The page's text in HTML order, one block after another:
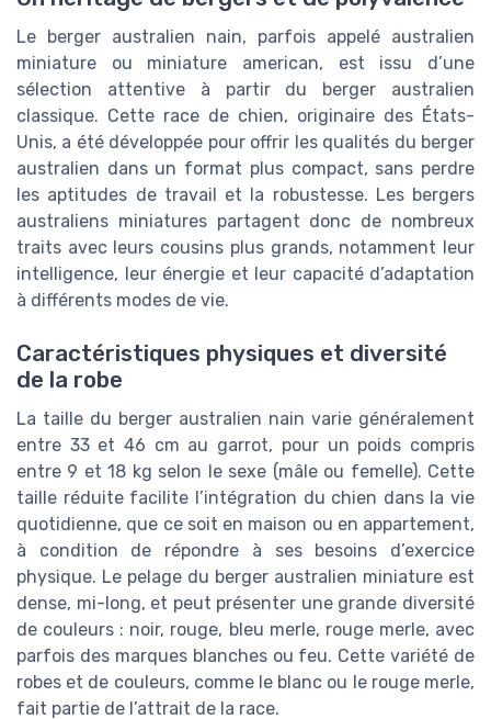
Le berger australien nain, parfois appelé australien
miniature ou miniature american, est issu d’une
sélection attentive à partir du berger australien
classique. Cette race de chien, originaire des États-
Unis, a été développée pour offrir les qualités du berger
australien dans un format plus compact, sans perdre
les aptitudes de travail et la robustesse. Les bergers
australiens miniatures partagent donc de nombreux
traits avec leurs cousins plus grands, notamment leur
intelligence, leur énergie et leur capacité d’adaptation
à différents modes de vie.
Caractéristiques physiques et diversité
de la robe
La taille du berger australien nain varie généralement
entre 33 et 46 cm au garrot, pour un poids compris
entre 9 et 18 kg selon le sexe (mâle ou femelle). Cette
taille réduite facilite l’intégration du chien dans la vie
quotidienne, que ce soit en maison ou en appartement,
à condition de répondre à ses besoins d’exercice
physique. Le pelage du berger australien miniature est
dense, mi-long, et peut présenter une grande diversité
de couleurs : noir, rouge, bleu merle, rouge merle, avec
parfois des marques blanches ou feu. Cette variété de
robes et de couleurs, comme le blanc ou le rouge merle,
fait partie de l’attrait de la race.